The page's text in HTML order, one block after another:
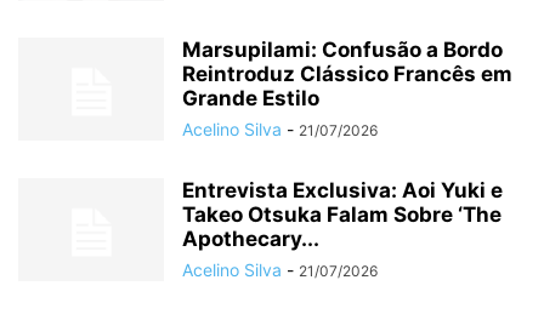
Marsupilami: Confusão a Bordo
Reintroduz Clássico Francês em
Grande Estilo
Acelino Silva - 21/07/2026
Entrevista Exclusiva: Aoi Yuki e
Takeo Otsuka Falam Sobre ‘The
Apothecary...
Acelino Silva - 21/07/2026